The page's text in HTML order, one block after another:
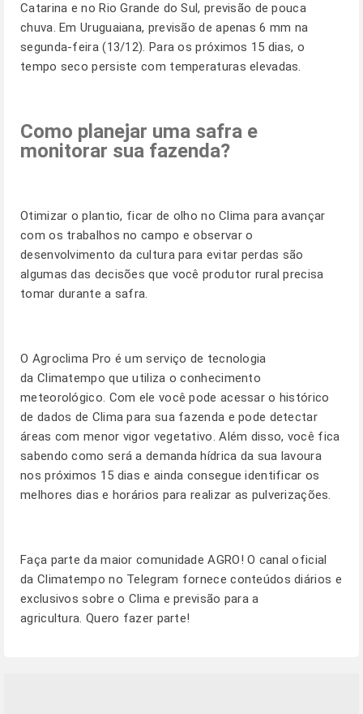
Catarina e no Rio Grande do Sul, previsão de pouca
chuva. Em Uruguaiana, previsão de apenas 6 mm na
segunda-feira (13/12). Para os próximos 15 dias, o
tempo seco persiste com temperaturas elevadas.
Como planejar uma safra e
monitorar sua fazenda?
Otimizar o plantio, ficar de olho no Clima para avançar
com os trabalhos no campo e observar o
desenvolvimento da cultura para evitar perdas são
algumas das decisões que você produtor rural precisa
tomar durante a safra.
O Agroclima Pro é um serviço de tecnologia
da Climatempo que utiliza o conhecimento
meteorológico. Com ele você pode acessar o histórico
de dados de Clima para sua fazenda e pode detectar
áreas com menor vigor vegetativo. Além disso, você fica
sabendo como será a demanda hídrica da sua lavoura
nos próximos 15 dias e ainda consegue identificar os
melhores dias e horários para realizar as pulverizações.
Faça parte da maior comunidade AGRO! O canal oficial
da Climatempo no Telegram fornece conteúdos diários e
exclusivos sobre o Clima e previsão para a
agricultura. Quero fazer parte!